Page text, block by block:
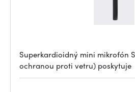
Superkardioidný mini mikrofón
ochranou proti vetru) poskytuje